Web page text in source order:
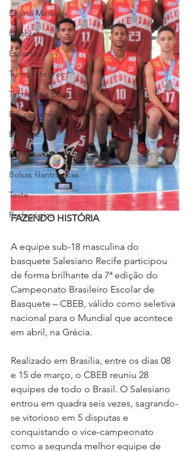
Ensino Médio
Pastoral
Esportes
Turno Integral
Tecnologia Educacional
Educomunicação
Bilíngue
Robótica
Bolsas filantrópicas
Teste
Pedagógico
FAZENDO HISTÓRIA
A equipe sub-18 masculina do
basquete Salesiano Recife participou
de forma brilhante da 7ª edição do
Campeonato Brasileiro Escolar de
Basquete – CBEB, válido como seletiva
nacional para o Mundial que acontece
em abril, na Grécia.
Realizado em Brasília, entre os dias 08
e 15 de março, o CBEB reuniu 28
equipes de todo o Brasil. O Salesiano
entrou em quadra seis vezes, sagrando-
se vitorioso em 5 disputas e
conquistando o vice-campeonato
como a segunda melhor equipe de